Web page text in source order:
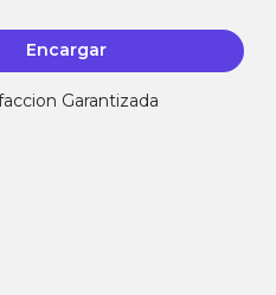
Encargar
Garantizada